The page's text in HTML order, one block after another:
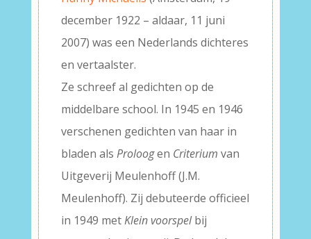
december 1922 – aldaar, 11 juni
2007) was een Nederlands dichteres
en vertaalster.
Ze schreef al gedichten op de
middelbare school. In 1945 en 1946
verschenen gedichten van haar in
bladen als Proloogen Criterium van
Uitgeverij Meulenhoff (J.M.
Meulenhoff). Zij debuteerde officieel
in 1949 metKlein voorspelbij